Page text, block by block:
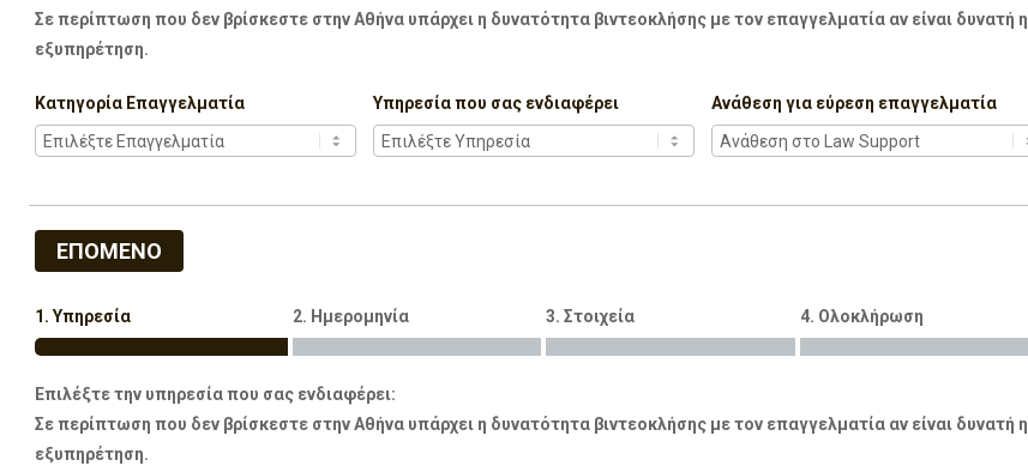
Σε περίπτωση που δεν βρίσκεστε στην Αθήνα υπάρχει η δυνατότητα βιντεοκλήσης με τον επαγγελματία αν είναι δυνατή η
εξυπηρέτηση.
Κατηγορία Επαγγελματία Υπηρεσία που σας ενδιαφέρει Ανάθεση για εύρεση επαγγελματία
ΕΠΟΜΕΝΟ
1. Υπηρεσία 2. Ημερομηνία 3. Στοιχεία 4. Ολοκλήρωση
Επιλέξτε την υπηρεσία που σας ενδιαφέρει:
Σε περίπτωση που δεν βρίσκεστε στην Αθήνα υπάρχει η δυνατότητα βιντεοκλήσης με τον επαγγελματία αν είναι δυνατή η
εξυπηρέτηση.